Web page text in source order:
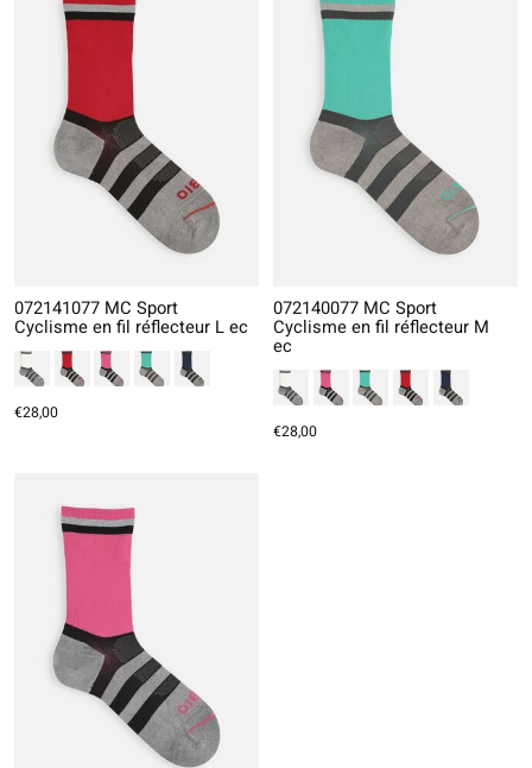
072141077 MC Sport
Cyclisme en fil réflecteur L ec
€28,00
072140077 MC Sport
Cyclisme en fil réflecteur M
ec
€28,00